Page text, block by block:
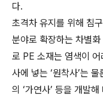
다.
초격차 유지를 위해 침
분야로 확장하는 차별
로 PE 소재는 염색이
사에 넣는 ‘원착사’는
의 ‘가연사’ 등을 개발